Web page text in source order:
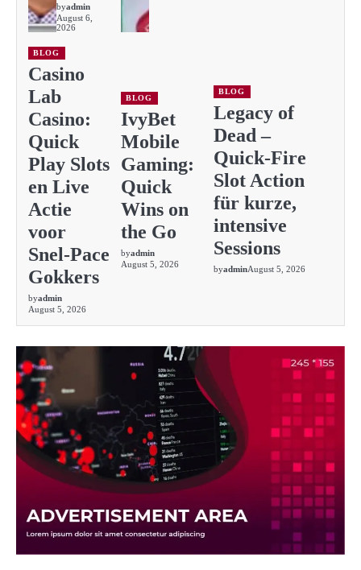
byadmin
August 6,
2026
BLOG
Casino
Lab
Casino:
Quick
Play Slots
en Live
Actie
voor
Snel‑Pace
Gokkers
byadmin
August 5, 2026
BLOG
IvyBet
Mobile
Gaming:
Quick
Wins on
the Go
byadmin
August 5, 2026
BLOG
Legacy of
Dead –
Quick‑Fire
Slot Action
für kurze,
intensive
Sessions
byadminAugust 5, 2026